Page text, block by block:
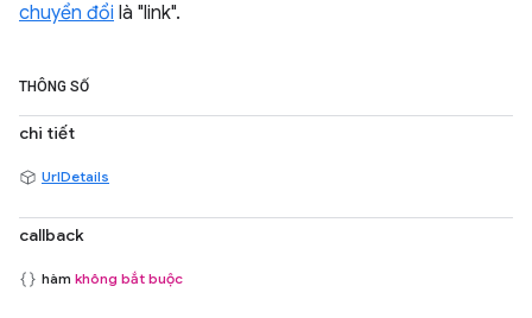
chuyển đổi là "link".
THÔNG SỐ
chi tiết
UrlDetails
callback
hàm không bắt buộc